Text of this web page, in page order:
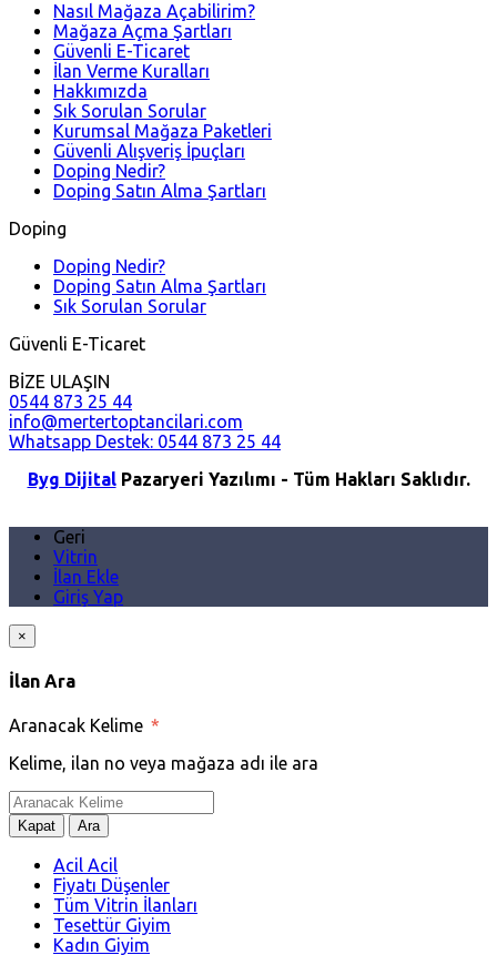
Nasıl Mağaza Açabilirim?
Mağaza Açma Şartları
Güvenli E-Ticaret
İlan Verme Kuralları
Hakkımızda
Sık Sorulan Sorular
Kurumsal Mağaza Paketleri
Güvenli Alışveriş İpuçları
Doping Nedir?
Doping Satın Alma Şartları
Doping
Doping Nedir?
Doping Satın Alma Şartları
Sık Sorulan Sorular
Güvenli E-Ticaret
BİZE ULAŞIN
0544 873 25 44
info@mertertoptancilari.com
Whatsapp Destek: 0544 873 25 44
Byg DijitalPazaryeri Yazılımı - Tüm Hakları Saklıdır.
Geri
Vitrin
İlan Ekle
Giriş Yap
×
İlan Ara
Aranacak Kelime *
Kelime, ilan no veya mağaza adı ile ara
Kapat Ara
Acil Acil
Fiyatı Düşenler
Tüm Vitrin İlanları
Tesettür Giyim
Kadın Giyim